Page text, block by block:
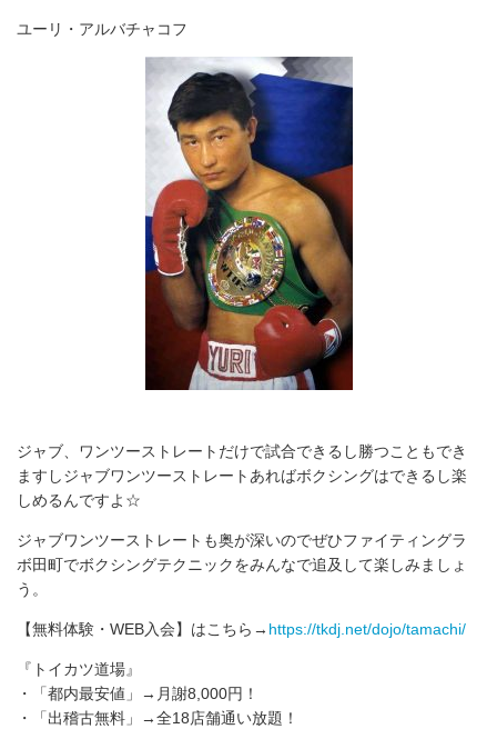
ユーリ・アルバチャコフ
ジャブ、ワンツーストレートだけで試合できるし勝つこともでき
ますしジャブワンツーストレートあればボクシングはできるし楽
しめるんですよ☆
ジャブワンツーストレートも奥が深いのでぜひファイティングラ
ボ田町でボクシングテクニックをみんなで追及して楽しみましょ
う。
【無料体験・WEB入会】はこちら→ https://tkdj.net/dojo/tamachi/
『トイカツ道場』
・「都内最安値」→月謝8,000円！
・「出稽古無料」→全18店舗通い放題！